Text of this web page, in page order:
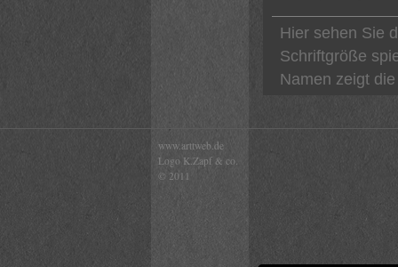
Hier sehen Sie
Schriftgröße
Namen zeigt
www.arttweb.de
Logo K.Zapf & co.
© 2011